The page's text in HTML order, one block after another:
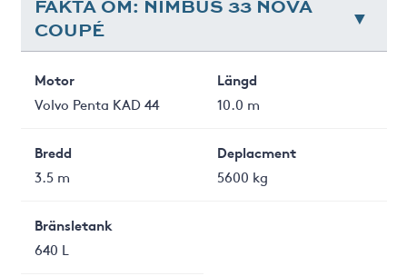
FAKTA OM: NIMBUS 33 NOVA
COUPÉ
Motor
Volvo Penta KAD 44
Längd
10.0 m
Bredd
3.5 m
Deplacment
5600 kg
Bränsletank
640 L